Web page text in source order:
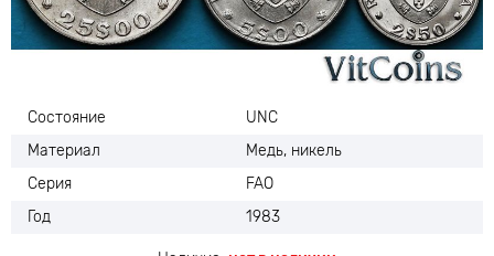
Состояние
UNC
Материал
Медь, никель
Серия
FAO
Год
1983